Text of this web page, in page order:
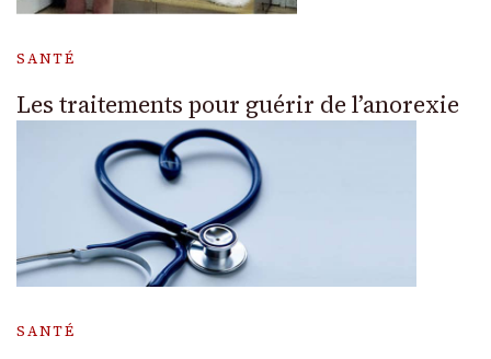
SANTÉ
Les traitements pour guérir de l’anorexie
SANTÉ